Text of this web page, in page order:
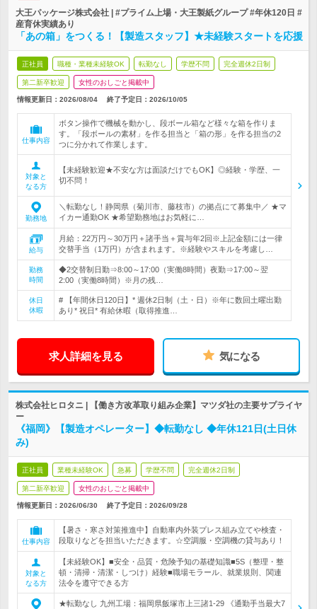
大王パッケージ株式会社 | #プライム上場・大王製紙グループ #年休120日 #
産育休実績あり
「あの箱」をつくる！【製造スタッフ】★未経験スタートを応援
正社員 職種・業種未経験OK 転勤なし 学歴不問 完全週休2日制
第二新卒歓迎 女性のおしごと掲載中
情報更新日：2026/08/04 終了予定日： 2026/10/05
仕事内容
ボタン操作で機械を動かし、段ボール箱など様々な箱を作りま
す。「段ボールの素材」を作る担当と「箱の形」を作る担当の2
つに分かれて作業します。
対象と
なる方
【未経験歓迎★不安な方は面談だけでもOK】◎経験・学歴、一
切不問！
勤務地
＼転勤なし！静岡県（菊川市、藤枝市）の拠点にて募集中／ ★マ
イカー通勤OK ★希望勤務地はお気軽に…
給与
月給：22万円～30万円＋諸手当＋賞与年2回※上記金額には一律
交替手当（1万円）が含まれます。※経験やスキルを考慮し…
勤務
時間
◆2交替制日勤⇒8:00～17:00（実働8時間）夜勤⇒17:00～翌
2:00（実働8時間）※月の残…
休日
休暇
# 【年間休日120日】* 週休2日制（土・日）※年に数回土曜出勤
あり* 祝日* 有給休暇（取得推進…
求人詳細を見る 気になる
株式会社ヒロタニ | 【働き方改革取り組み企業】マツダ社の主要サプライヤ
ー
《福岡》【製造オペレーター】◆転勤なし ◆年休121日(土日休
み)
正社員 業種未経験OK 急募 学歴不問 完全週休2日制
第二新卒歓迎 女性のおしごと掲載中
情報更新日：2026/06/30 終了予定日： 2026/09/28
仕事内容
【暑さ・寒さ対策推進中】自動車内外装プレス組み立てや検査・
段取りなどを担当いただきます。☆空調服・空調機の貸与あり！
対象と
なる方
【未経験OK】■安全・品質・危険予知の基礎知識■5S（整理・整
頓・清掃・清潔・しつけ）経験■職場モラール、就業規則、関連
法令を遵守できる方
★転勤なし 九州工場：福岡県飯塚市上三諸1-29 《通勤手当最大7